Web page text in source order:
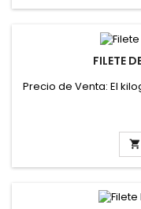
FILETE
Precio de Venta: El
